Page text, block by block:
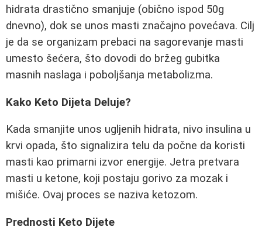
hidrata drastično smanjuje (obično ispod 50g
dnevno), dok se unos masti značajno povećava. Cilj
je da se organizam prebaci na sagorevanje masti
umesto šećera, što dovodi do bržeg gubitka
masnih naslaga i poboljšanja metabolizma.
Kako Keto Dijeta Deluje?
Kada smanjite unos ugljenih hidrata, nivo insulina u
krvi opada, što signalizira telu da počne da koristi
masti kao primarni izvor energije. Jetra pretvara
masti u ketone, koji postaju gorivo za mozak i
mišiće. Ovaj proces se naziva ketozom.
Prednosti Keto Dijete